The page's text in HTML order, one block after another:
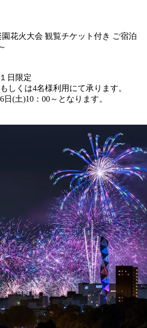
園花火大会 観覧チケット付き ご宿泊
日限定
しくは4名様利用にて承ります。
(土)10：00～となります。